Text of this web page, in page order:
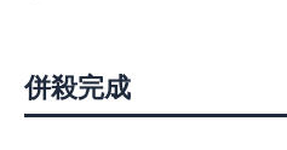
併殺完成